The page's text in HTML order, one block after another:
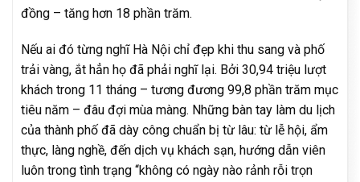
đồng – tăng hơn 18 phần trăm.
Nếu ai đó từng nghĩ Hà Nội chỉ đẹp khi thu sang và phố
trải vàng, ắt hẳn họ đã phải nghĩ lại. Bởi 30,94 triệu lượt
khách trong 11 tháng – tương đương 99,8 phần trăm mục
tiêu năm – đâu đợi mùa màng. Những bàn tay làm du lịch
của thành phố đã dày công chuẩn bị từ lâu: từ lễ hội, ẩm
thực, làng nghề, đến dịch vụ khách sạn, hướng dẫn viên
luôn trong tình trạng “không có ngày nào rảnh rỗi trọn